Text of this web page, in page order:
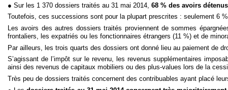
● Sur les 1 370 dossiers traités au 31 mai 2014, 68 % des avoirs
Toutefois, ces successions sont pour la plupart prescrites : seulement 6
Les avoirs des autres dossiers traités proviennent de sommes
frontaliers, les expatriés ou les fonctionnaires étrangers (11 %) et de
Par ailleurs, les trois quarts des dossiers ont donné lieu au paiement de
S’agissant de l’impôt sur le revenu, les revenus supplémentaires
ainsi des revenus de capitaux mobiliers ou des plus-values lors de la
Très peu de dossiers traités concernent des contribuables ayant placé